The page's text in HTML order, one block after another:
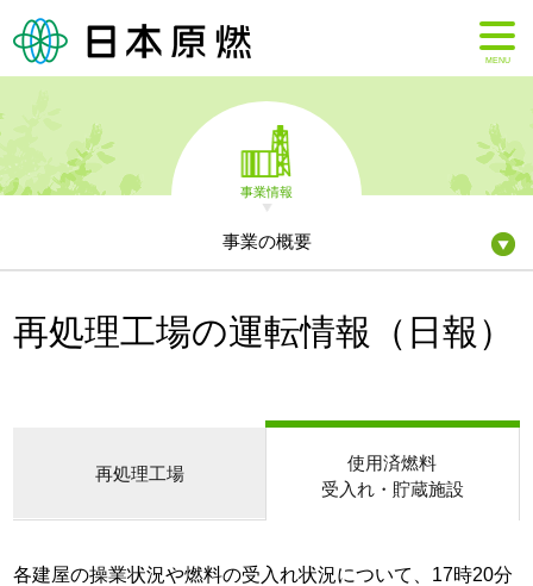
MENU
事業情報
事業の概要
再処理工場の運転情報（日報）
再処理工場
使用済燃料
受入れ・貯蔵施設
各建屋の操業状況や燃料の受入れ状況について、17時20分